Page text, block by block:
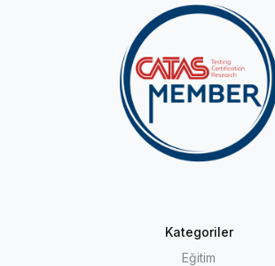
Kategoriler
Eğitim